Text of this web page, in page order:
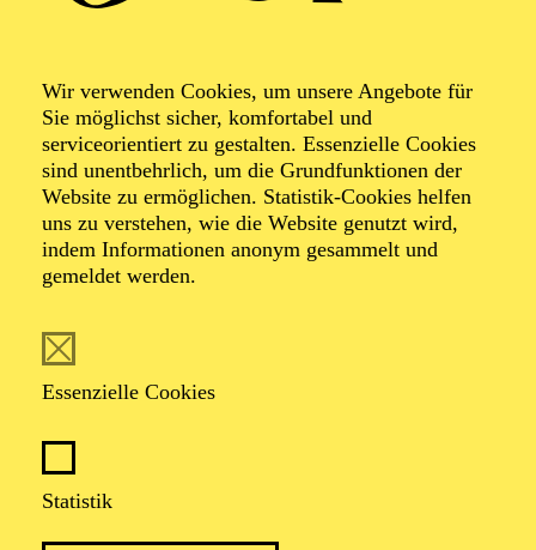
Wir verwenden Cookies, um unsere Angebote für
Sie möglichst sicher, komfortabel und
serviceorientiert zu gestalten. Essenzielle Cookies
sind unentbehrlich, um die Grundfunktionen der
Website zu ermöglichen. Statistik-Cookies helfen
uns zu verstehen, wie die Website genutzt wird,
indem Informationen anonym gesammelt und
gemeldet werden.
Essenzielle Cookies
Statistik
Essener Philharmoniker
KlassikLounge
Vive la France